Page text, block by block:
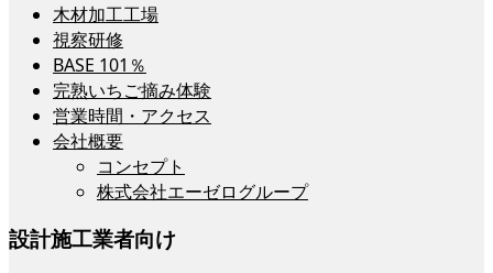
木材加工工場
視察研修
BASE 101％
完熟いちご摘み体験
営業時間・アクセス
会社概要
コンセプト
株式会社エーゼログループ
設計施工業者向け